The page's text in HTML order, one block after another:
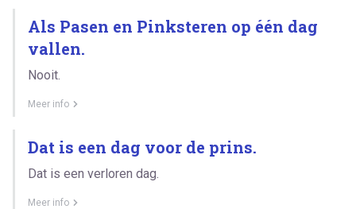
Als Pasen en Pinksteren op één dag
vallen.
Nooit.
Meer info
Dat is een dag voor de prins.
Dat is een verloren dag.
Meer info